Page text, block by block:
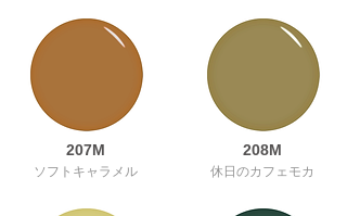
207M
ソフトキャラメル
208M
休日のカフェモカ